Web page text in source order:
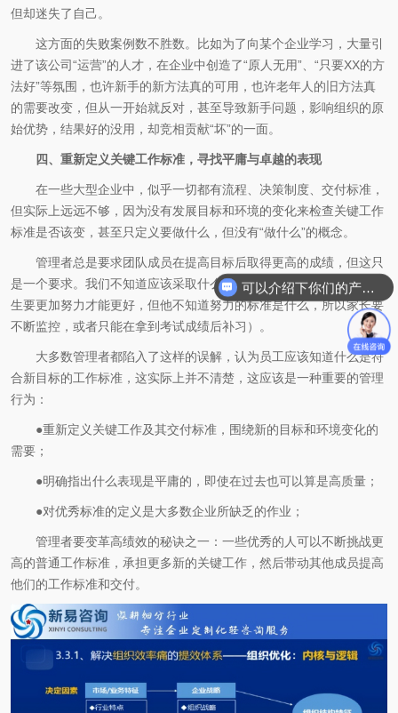
但却迷失了自己。
这方面的失败案例数不胜数。比如为了向某个企业学习，大量引
进了该公司“运营”的人才，在企业中创造了“原人无用”、“只要XX的方
法好”等氛围，也许新手的新方法真的可用，也许老年人的旧方法真
的需要改变，但从一开始就反对，甚至导致新手问题，影响组织的原
始优势，结果好的没用，却竞相贡献“坏”的一面。
四、重新定义关键工作标准，寻找平庸与卓越的表现
在一些大型企业中，似乎一切都有流程、决策制度、交付标准，
但实际上远远不够，因为没有发展目标和环境的变化来检查关键工作
标准是否该变，甚至只定义要做什么，但没有“做什么”的概念。
管理者总是要求团队成员在提高目标后取得更高的成绩，但这只
是一个要求。我们不知道应该采取什么样的改变（就像告诉一个小学
生要更加努力才能更好，但他不知道努力的标准是什么，所以家长要
不断监控，或者只能在拿到考试成绩后补习）。
大多数管理者都陷入了这样的误解，认为员工应该知道什么是符
合新目标的工作标准，这实际上并不清楚，这应该是一种重要的管理
行为：
●重新定义关键工作及其交付标准，围绕新的目标和环境变化的
需要；
●明确指出什么表现是平庸的，即使在过去也可以算是高质量；
●对优秀标准的定义是大多数企业所缺乏的作业；
管理者要变革高绩效的秘诀之一：一些优秀的人可以不断挑战更
高的普通工作标准，承担更多新的关键工作，然后带动其他成员提高
他们的工作标准和交付。
可以介绍下你们的产品么